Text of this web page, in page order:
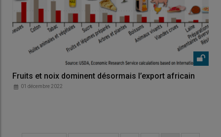
Fruits et noix dominent désormais l’export africain
01 décembre 2022